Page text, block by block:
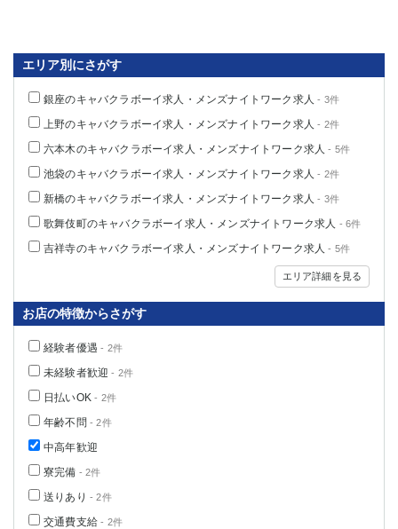
エリア別にさがす
銀座のキャバクラボーイ求人・メンズナイトワーク求人 - 3件
上野のキャバクラボーイ求人・メンズナイトワーク求人 - 2件
六本木のキャバクラボーイ求人・メンズナイトワーク求人 - 5件
池袋のキャバクラボーイ求人・メンズナイトワーク求人 - 2件
新橋のキャバクラボーイ求人・メンズナイトワーク求人 - 3件
歌舞伎町のキャバクラボーイ求人・メンズナイトワーク求人 - 6件
吉祥寺のキャバクラボーイ求人・メンズナイトワーク求人 - 5件
エリア詳細を見る
お店の特徴からさがす
経験者優遇 - 2件
未経験者歓迎 - 2件
日払いOK - 2件
年齢不問 - 2件
中高年歓迎
寮完備 - 2件
送りあり - 2件
交通費支給 - 2件
群馬県
該当求人 0 件 選択した内容で設定